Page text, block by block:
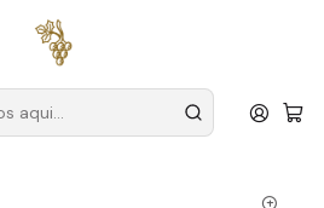
a partir de
ODE Winery
Nacional 2025 Tejo Tinto 75cl